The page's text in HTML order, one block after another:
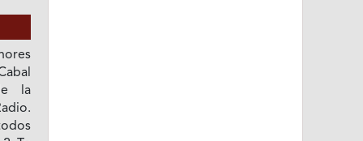
la